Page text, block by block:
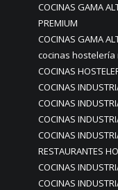
COCINAS GAMA
PREMIUM
COCINAS GAMA
cocinas hostelería
COCINAS
COCINAS
COCINAS
COCINAS
COCINAS
RESTAURANTES
COCINAS
COCINAS